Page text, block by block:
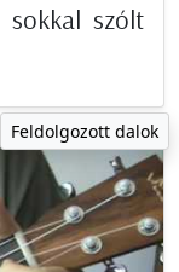
sokkal szólt
Feldolgozott dalok